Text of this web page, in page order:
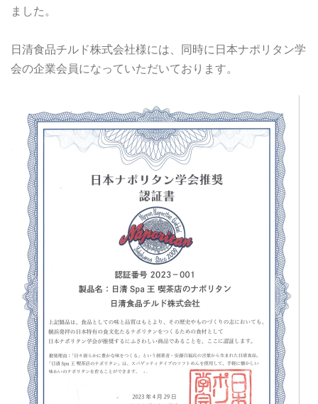
ました。
日清食品チルド株式会社様には、同時に日本ナポリタン学
会の企業会員になっていただいております。